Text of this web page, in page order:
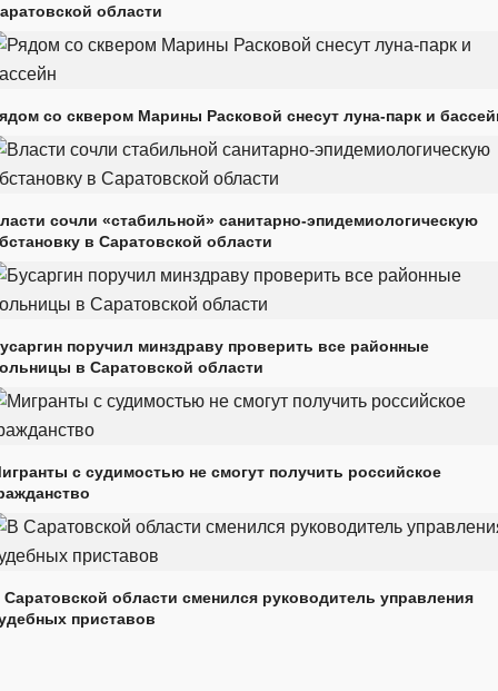
области
со сквером Марины Расковой снесут луна-парк и
сочли «стабильной» санитарно-эпидемиологическую
в Саратовской области
поручил минздраву проверить все районные
в Саратовской области
с судимостью не смогут получить российское
Саратовской области сменился руководитель управления
приставов